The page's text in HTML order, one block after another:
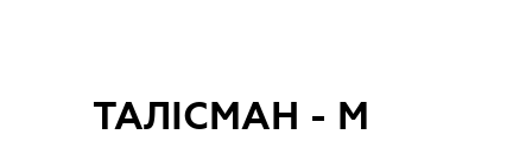
ТАЛІСМАН - М